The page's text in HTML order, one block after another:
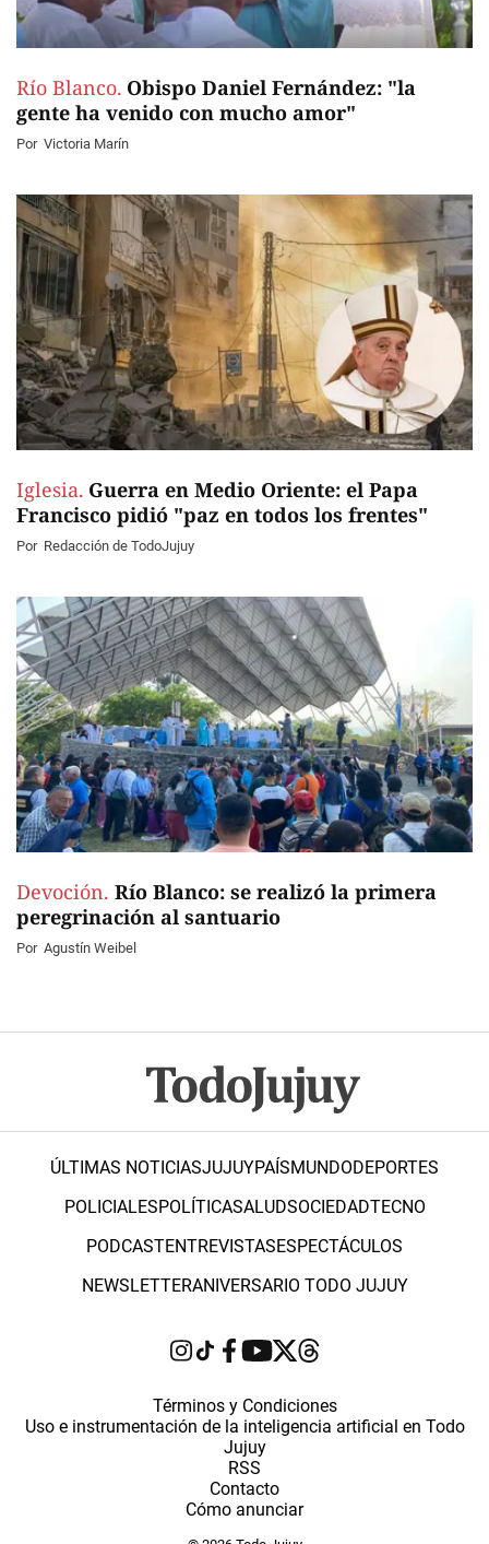
Río Blanco. Obispo Daniel Fernández: "la
gente ha venido con mucho amor"
Por Victoria Marín
Iglesia. Guerra en Medio Oriente: el Papa
Francisco pidió "paz en todos los frentes"
Por Redacción de TodoJujuy
Devoción. Río Blanco: se realizó la primera
peregrinación al santuario
Por Agustín Weibel
ÚLTIMAS NOTICIASJUJUYPAÍSMUNDODEPORTES
POLICIALESPOLÍTICASALUDSOCIEDADTECNO
PODCASTENTREVISTASESPECTÁCULOS
NEWSLETTERANIVERSARIO TODO JUJUY
Términos y Condiciones
Uso e instrumentación de la inteligencia artificial en Todo
Jujuy
RSS
Contacto
Cómo anunciar